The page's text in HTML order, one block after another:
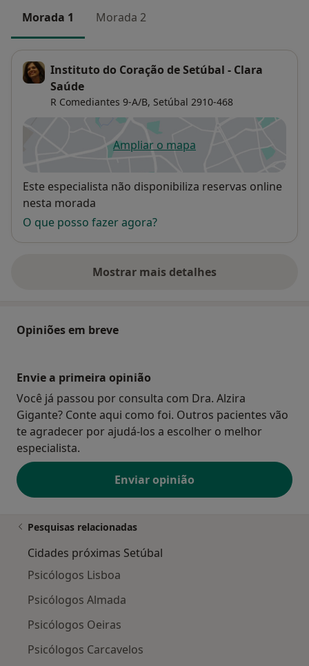
Morada 1 Morada 2
Instituto do Coração de Setúbal - Clara
Saúde
R Comediantes 9-A/B, Setúbal 2910-468
Ampliar o mapaabre num novo separador
Disponibilidade
Este especialista não disponibiliza reservas online
nesta morada
O que posso fazer agora?
Mostrar mais detalhes
sobre o endereço
Opiniões em breve
Envie a primeira opinião
Você já passou por consulta com Dra. Alzira
Gigante? Conte aqui como foi. Outros pacientes vão
te agradecer por ajudá-los a escolher o melhor
especialista.
Enviar opinião
Pesquisas relacionadas
Cidades próximas Setúbal
Psicólogos Lisboa
Psicólogos Almada
Psicólogos Oeiras
Psicólogos Carcavelos